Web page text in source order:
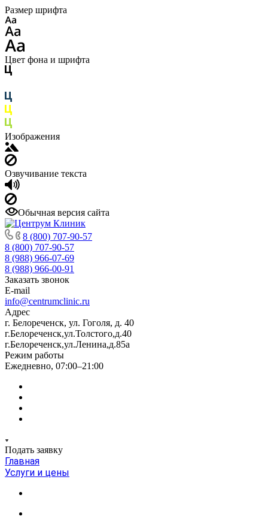
Размер шрифта
Цвет фона и шрифта
Изображения
Озвучивание текста
Обычная версия сайта
8 (800) 707-90-57
8 (800) 707-90-57
8 (988) 966-07-69
8 (988) 966-00-91
Заказать звонок
E-mail
info@centrumclinic.ru
Адрес
г. Белореченск, ул. Гоголя, д. 40
г.Белореченск,ул.Толстого,д.40
г.Белореченск,ул.Ленина,д.85а
Режим работы
Ежедневно, 07:00–21:00
Подать заявку
Главная
Услуги и цены